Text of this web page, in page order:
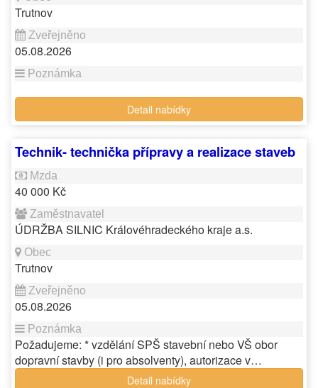
Trutnov
05.08.2026
Detail nabídky
Technik- technička přípravy a realizace staveb
40 000 Kč
ÚDRŽBA SILNIC Královéhradeckého kraje a.s.
Trutnov
05.08.2026
Požadujeme: * vzdělání SPŠ stavební nebo VŠ obor
dopravní stavby (i pro absolventy), autorizace v…
Detail nabídky